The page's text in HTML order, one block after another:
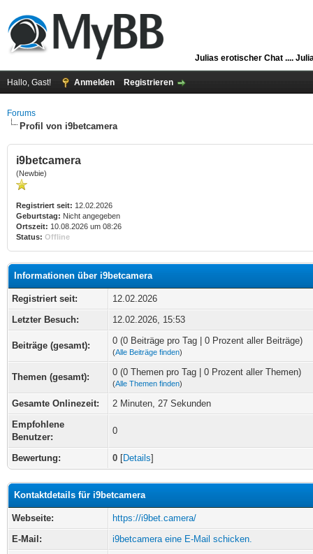
Julias erotischer Chat ....
Hallo, Gast! Anmelden Registrieren
Forums
Profil von i9betcamera
i9betcamera
(Newbie)
Registriert seit: 12.02.2026
Geburtstag: Nicht angegeben
Ortszeit: 10.08.2026 um 08:26
Status: Offline
Informationen über i9betcamera
Registriert seit:
12.02.2026
Letzter Besuch:
12.02.2026, 15:53
Beiträge (gesamt): 0 (0 Beiträge pro Tag | 0 Prozent aller Beiträge)
(Alle Beiträge finden)
Themen (gesamt): 0 (0 Themen pro Tag | 0 Prozent aller Themen)
(Alle Themen finden)
Gesamte Onlinezeit:
2 Minuten, 27 Sekunden
Empfohlene
Benutzer:
0
Bewertung: 0 [Details]
Kontaktdetails für i9betcamera
Webseite:
https://i9bet.camera/
E-Mail:
i9betcamera eine E-Mail schicken.